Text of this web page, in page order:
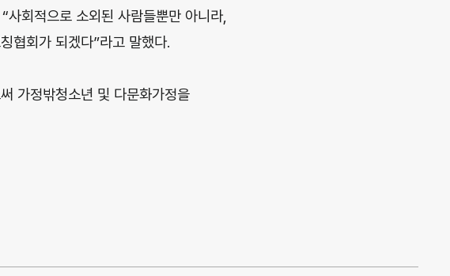
사회적으로 소외된 사람들뿐만 아니라,
협회가 되겠다”라고 말했다.
가정밖청소년 및 다문화가정을